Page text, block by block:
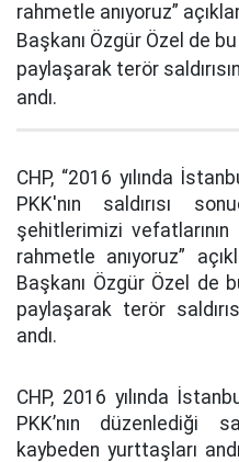
rahmetle anıyoruz”
Başkanı Özgür Özel de
paylaşarak terör
andı.
CHP, “2016 yılında
PKK'nın saldırısı
şehitlerimizi
rahmetle anıyoruz”
Başkanı Özgür Özel de
paylaşarak terör
andı.
CHP, 2016 yılında
PKK’nın düzenlediği
kaybeden yurttaşları